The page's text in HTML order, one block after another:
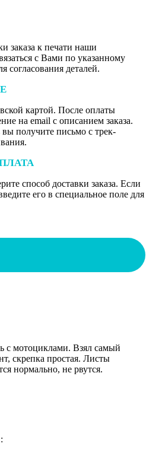
заказа к печати наши
с Вами по указанному
согласования деталей.
картой. После оплаты
на email с описанием заказа.
вы получите письмо с трек-
способ доставки заказа. Если
его в специальное поле для
с мотоциклами. Взял самый
скрепка простая. Листы
нормально, не рвутся.
: